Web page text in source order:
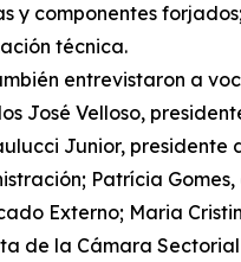
y componentes
técnica.
entrevistaron a
José Velloso,
Junior, presidente
Patrícia
Externo; Maria
de la Cámara